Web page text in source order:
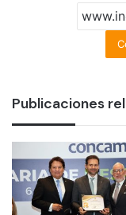
Publicaciones